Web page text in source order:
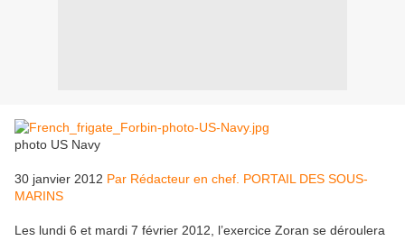
photo US Navy
30 janvier 2012 Par Rédacteur en chef. PORTAIL DES SOUS-
MARINS
Les lundi 6 et mardi 7 février 2012, l’exercice Zoran se déroulera